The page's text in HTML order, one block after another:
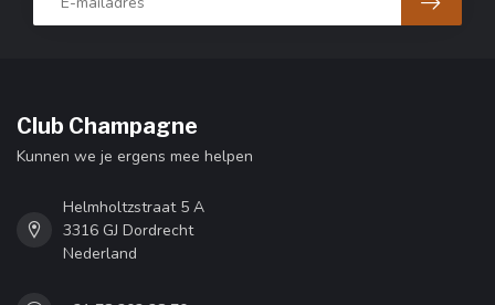
Club Champagne
Kunnen we je ergens mee helpen
Helmholtzstraat 5 A
3316 GJ Dordrecht
Nederland